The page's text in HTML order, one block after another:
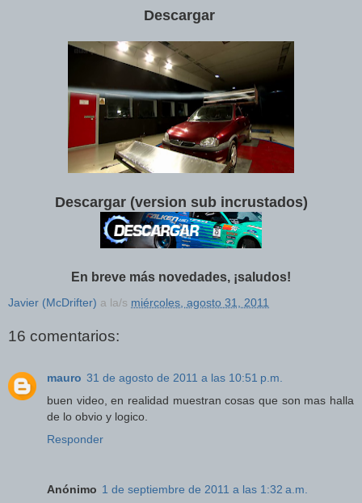
Descargar
Descargar (version sub incrustados)
En breve más novedades, ¡saludos!
Javier (McDrifter) a la/s miércoles, agosto 31, 2011
16 comentarios:
mauro 31 de agosto de 2011 a las 10:51 p.m.
buen video, en realidad muestran cosas que son mas halla
de lo obvio y logico.
Responder
Anónimo 1 de septiembre de 2011 a las 1:32 a.m.